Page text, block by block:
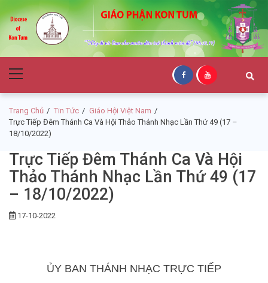
to
navigation
to
content
Giáo Phận Kon
Tum
Menu
Trang Chủ Tin Tức
Giáo Hội Việt Nam
Trực Tiếp Đêm Thánh Ca Và Hội Thảo Thánh Nhạc Lần Thứ 49 (17 –
18/10/2022)
Trực Tiếp Đêm Thánh Ca Và Hội
Thảo Thánh Nhạc Lần Thứ 49 (17
– 18/10/2022)
17-10-2022
ỦY BAN THÁNH NHẠC TRỰC TIẾP